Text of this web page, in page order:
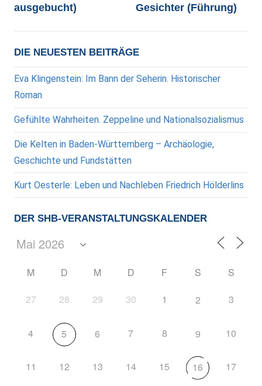
ausgebucht)
Gesichter (Führung)
DIE NEUESTEN BEITRÄGE
Eva Klingenstein: Im Bann der Seherin. Historischer
Roman
Gefühlte Wahrheiten. Zeppeline und Nationalsozialismus
Die Kelten in Baden-Württemberg – Archäologie,
Geschichte und Fundstätten
Kurt Oesterle: Leben und Nachleben Friedrich Hölderlins
DER SHB-VERANSTALTUNGSKALENDER
M D M D F S S
27 28 29 30 1 2 3
4 5 6 7 8 9 10
11 12 13 14 15 16 17